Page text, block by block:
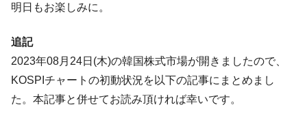
他人事のような発言。
業績「史上最高益」当期純利益は前年同期比13.4倍に。
『Money1』
韓国･加徳島新国際空港「またも暗礁」の危
機 ⇒ 10.7兆では損が出るからできない。
『Money1』
【速報】韓国株式市場の暴落・本日07月29
明日もお楽しみに。
追記
2023年08月24日(木)の韓国株式市場が開きましたので、
KOSPIチャートの初動状況を以下の記事にまとめまし
た。本記事と併せてお読み頂ければ幸いです。